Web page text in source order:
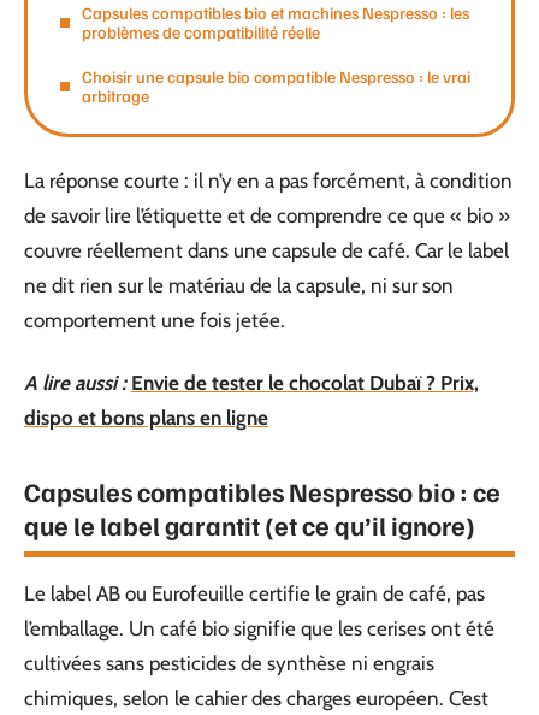
Capsules compatibles bio et machines Nespresso : les
problèmes de compatibilité réelle
Choisir une capsule bio compatible Nespresso : le vrai
arbitrage
La réponse courte : il n’y en a pas forcément, à condition
de savoir lire l’étiquette et de comprendre ce que « bio »
couvre réellement dans une capsule de café. Car le label
ne dit rien sur le matériau de la capsule, ni sur son
comportement une fois jetée.
A lire aussi : Envie de tester le chocolat Dubaï ? Prix,
dispo et bons plans en ligne
Capsules compatibles Nespresso bio : ce
que le label garantit (et ce qu’il ignore)
Le label AB ou Eurofeuille certifie le grain de café, pas
l’emballage. Un café bio signifie que les cerises ont été
cultivées sans pesticides de synthèse ni engrais
chimiques, selon le cahier des charges européen. C’est